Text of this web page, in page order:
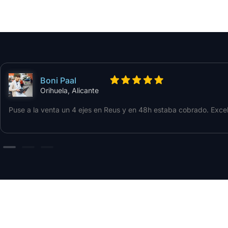
Boni Paal
Orihuela, Alicante
Puse a la venta un 4 ejes en Reus y en 48h estaba cobrado.